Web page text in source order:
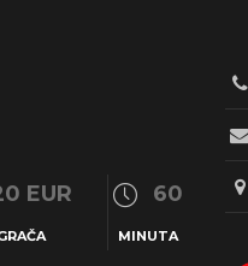
EUR 60
MINUTA